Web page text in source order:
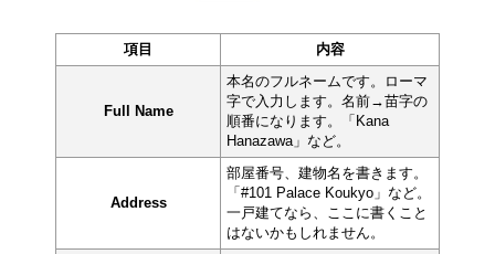
項目 内容
Full Name
本名のフルネームです。ローマ
字で入力します。名前→苗字の
順番になります。「Kana
Hanazawa」など。
Address
部屋番号、建物名を書きます。
「#101 Palace Koukyo」など。
一戸建てなら、ここに書くこと
はないかもしれません。